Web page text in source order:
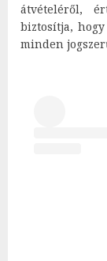
átvételéről,
biztosítja,
minden